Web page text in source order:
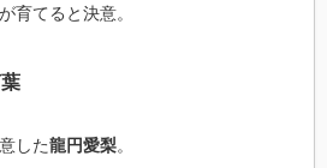
育てると決意。
した龍円愛梨。